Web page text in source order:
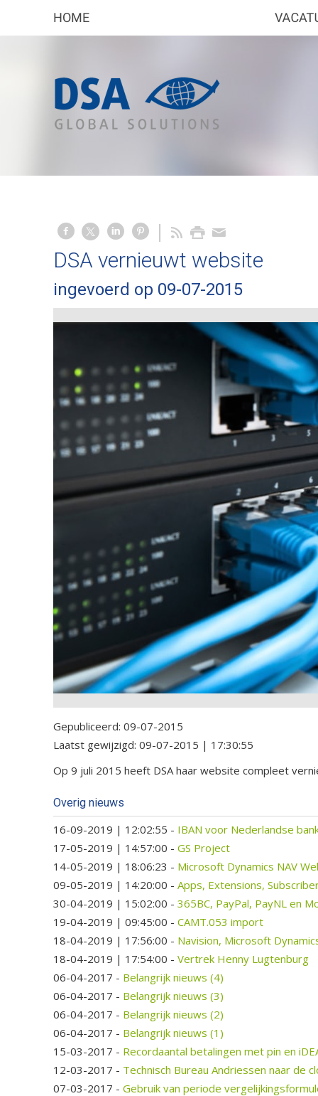
DSA vernieuwt website
ingevoerd op 09-07-2015
Gepubliceerd: 09-07-2015
Laatst gewijzigd: 09-07-2015 | 17:30:55
Op 9 juli 2015 heeft DSA haar website compleet
Overig nieuws
16-09-2019 | 12:02:55 - IBAN voor Nederlandse
17-05-2019 | 14:57:00 - GS Project
14-05-2019 | 18:06:23 - Microsoft Dynamics NAV
09-05-2019 | 14:20:00 - Apps, Extensions,
30-04-2019 | 15:02:00 - 365BC, PayPal, PayNL en
19-04-2019 | 09:45:00 - CAMT.053 import
18-04-2019 | 17:56:00 - Navision, Microsoft
18-04-2019 | 17:54:00 - Vertrek Henny Lugtenburg
06-04-2017 - Belangrijk nieuws (4)
06-04-2017 - Belangrijk nieuws (3)
06-04-2017 - Belangrijk nieuws (2)
06-04-2017 - Belangrijk nieuws (1)
15-03-2017 - Recordaantal betalingen met pin en
12-03-2017 - Technisch Bureau Andriessen naar de
07-03-2017 - Gebruik van periode